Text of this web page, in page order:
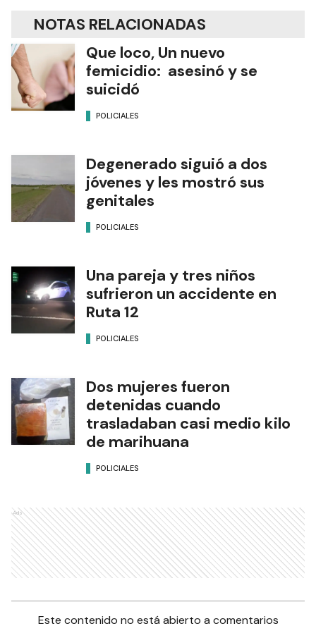
NOTAS RELACIONADAS
Que loco, Un nuevo
femicidio: asesinó y se
suicidó
POLICIALES
Degenerado siguió a dos
jóvenes y les mostró sus
genitales
POLICIALES
Una pareja y tres niños
sufrieron un accidente en
Ruta 12
POLICIALES
Dos mujeres fueron
detenidas cuando
trasladaban casi medio kilo
de marihuana
POLICIALES
Ads
Este contenido no está abierto a comentarios